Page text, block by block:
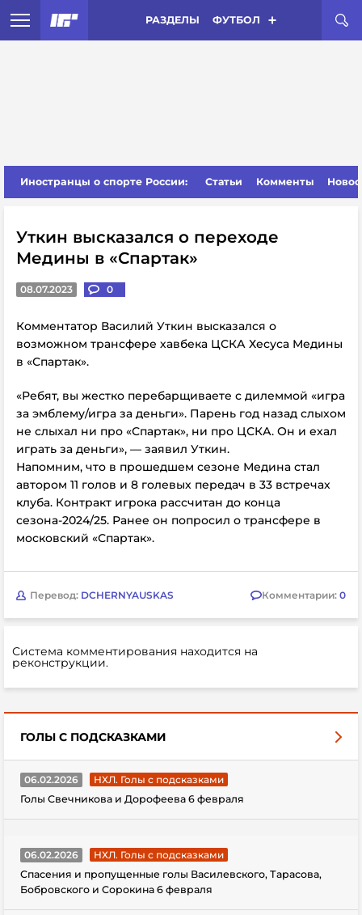
РАЗДЕЛЫ ФУТБОЛ
Иностранцы о спорте России: Статьи Комменты
Уткин высказался о переходе
Медины в «Спартак»
08.07.2023 0
Комментатор Василий Уткин высказался о
возможном трансфере хавбека ЦСКА Хесуса Медины
в «Спартак».
«Ребят, вы жестко перебарщиваете с дилеммой «игра
за эмблему/игра за деньги». Парень год назад слыхом
не слыхал ни про «Спартак», ни про ЦСКА. Он и ехал
играть за деньги», — заявил Уткин.
Напомним, что в прошедшем сезоне Медина стал
автором 11 голов и 8 голевых передач в 33 встречах
клуба. Контракт игрока рассчитан до конца
сезона-2024/25. Ранее он попросил о трансфере в
московский «Спартак».
Перевод: DCHERNYAUSKAS Комментарии: 0
Система комментирования находится на
реконструкции.
ГОЛЫ С ПОДСКАЗКАМИ
06.02.2026
НХЛ. Голы с подсказками
Голы Свечникова и Дорофеева 6 февраля
06.02.2026
НХЛ. Голы с подсказками
Спасения и пропущенные голы Василевского, Тарасова,
Бобровского и Сорокина 6 февраля